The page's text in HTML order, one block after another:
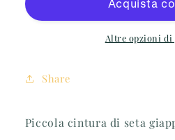
giapponese
Altre opzioni di
Share
Piccola cintura di seta